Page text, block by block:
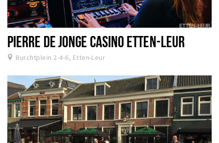
PIERRE DE JONGE CASINO ETTEN-LEUR
Burchtplein 2-4-6, Etten-Leur